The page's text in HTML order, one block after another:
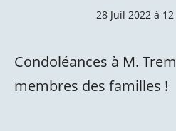
28 Juil 2022 à
Condoléances à M.
membres des familles !